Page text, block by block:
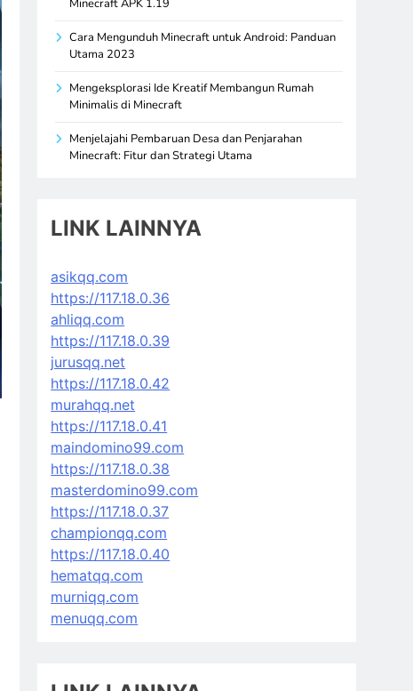
Cara Mengunduh Minecraft untuk Android: Panduan
Utama 2023
Mengeksplorasi Ide Kreatif Membangun Rumah
Minimalis di Minecraft
Menjelajahi Pembaruan Desa dan Penjarahan
Minecraft: Fitur dan Strategi Utama
LINK LAINNYA
asikqq.com
https://117.18.0.36
ahliqq.com
https://117.18.0.39
jurusqq.net
https://117.18.0.42
murahqq.net
https://117.18.0.41
maindomino99.com
https://117.18.0.38
masterdomino99.com
https://117.18.0.37
championqq.com
https://117.18.0.40
hematqq.com
murniqq.com
menuqq.com